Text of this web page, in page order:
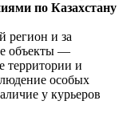
по Казахстану
регион и за
объекты —
территории и
особых
у курьеров